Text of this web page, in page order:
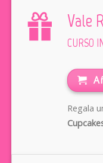
Vale
CURSO
Regala